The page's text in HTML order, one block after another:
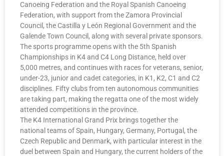
Canoeing Federation and the Royal Spanish Canoeing
Federation, with support from the Zamora Provincial
Council, the Castilla y León Regional Government and the
Galende Town Council, along with several private sponsors.
The sports programme opens with the 5th Spanish
Championships in K4 and C4 Long Distance, held over
5,000 metres, and continues with races for veterans, senior,
under-23, junior and cadet categories, in K1, K2, C1 and C2
disciplines. Fifty clubs from ten autonomous communities
are taking part, making the regatta one of the most widely
attended competitions in the province.
The K4 International Grand Prix brings together the
national teams of Spain, Hungary, Germany, Portugal, the
Czech Republic and Denmark, with particular interest in the
duel between Spain and Hungary, the current holders of the